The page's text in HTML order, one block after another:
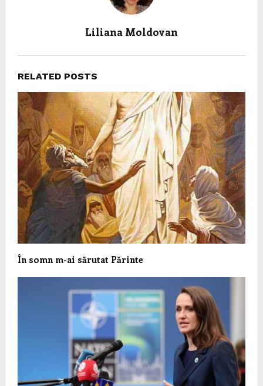
Liliana Moldovan
RELATED POSTS
În somn m-ai sărutat Părinte